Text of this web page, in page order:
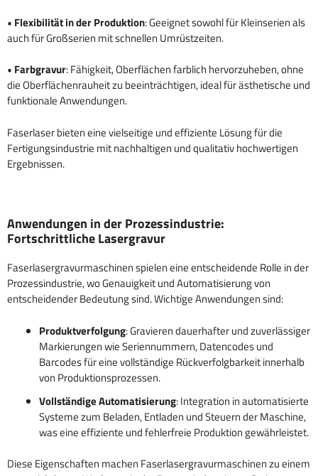
• Flexibilität in der Produktion: Geeignet sowohl für Kleinserien als
auch für Großserien mit schnellen Umrüstzeiten.
• Farbgravur: Fähigkeit, Oberflächen farblich hervorzuheben, ohne
die Oberflächenrauheit zu beeinträchtigen, ideal für ästhetische und
funktionale Anwendungen.
Faserlaser bieten eine vielseitige und effiziente Lösung für die
Fertigungsindustrie mit nachhaltigen und qualitativ hochwertigen
Ergebnissen.
Anwendungen in der Prozessindustrie:
Fortschrittliche Lasergravur
Faserlasergravurmaschinen spielen eine entscheidende Rolle in der
Prozessindustrie, wo Genauigkeit und Automatisierung von
entscheidender Bedeutung sind. Wichtige Anwendungen sind:
Produktverfolgung: Gravieren dauerhafter und zuverlässiger
Markierungen wie Seriennummern, Datencodes und
Barcodes für eine vollständige Rückverfolgbarkeit innerhalb
von Produktionsprozessen.
Vollständige Automatisierung: Integration in automatisierte
Systeme zum Beladen, Entladen und Steuern der Maschine,
was eine effiziente und fehlerfreie Produktion gewährleistet.
Diese Eigenschaften machen Faserlasergravurmaschinen zu einem